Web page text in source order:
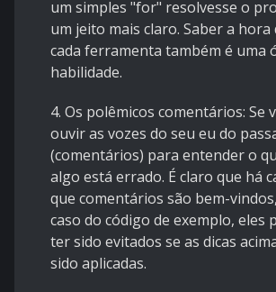
um simples "for" resolvesse o
um jeito mais claro. Saber a hora
cada ferramenta também é uma
habilidade.
4. Os polêmicos comentários: Se
ouvir as vozes do seu eu do
(comentários) para entender o
algo está errado. É claro que há
que comentários são bem-
caso do código de exemplo, eles
ter sido evitados se as dicas
sido aplicadas.